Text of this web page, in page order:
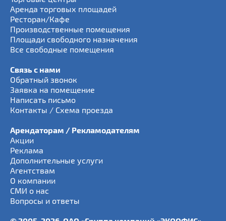
Аренда торговых площадей
Ресторан/Кафе
Производственные помещения
Площади свободного назначения
Все свободные помещения
Связь с нами
Обратный звонок
Заявка на помещение
Написать письмо
Контакты / Схема проезда
Арендаторам / Рекламодателям
Акции
Реклама
Дополнительные услуги
Агентствам
О компании
СМИ о нас
Вопросы и ответы